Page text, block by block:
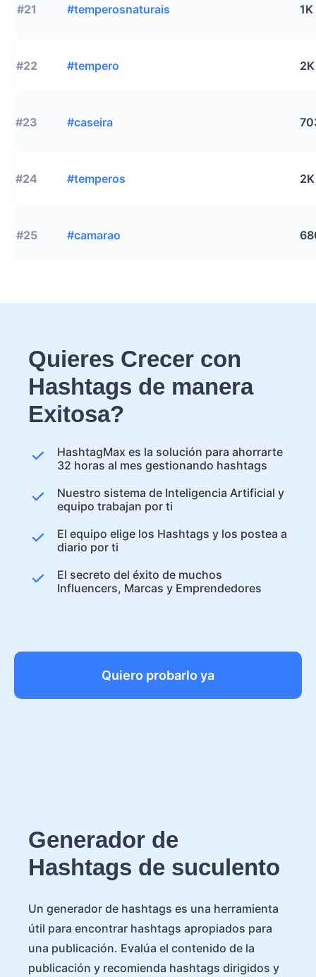
#21 #temperosnaturais 1K
#22 #tempero 2K
#23 #caseira
#24 #temperos 2K
#25 #camarao
Quieres Crecer con
Hashtags de manera
Exitosa?
HashtagMax es la solución para ahorrarte
32 horas al mes gestionando hashtags
Nuestro sistema de Inteligencia Artificial y
equipo trabajan por ti
El equipo elige los Hashtags y los postea a
diario por ti
El secreto del éxito de muchos
Influencers, Marcas y Emprendedores
Quiero probarlo ya
Generador de
Hashtags de suculento
Un generador de hashtags es una herramienta
útil para encontrar hashtags apropiados para
una publicación. Evalúa el contenido de la
publicación y recomienda hashtags dirigidos y